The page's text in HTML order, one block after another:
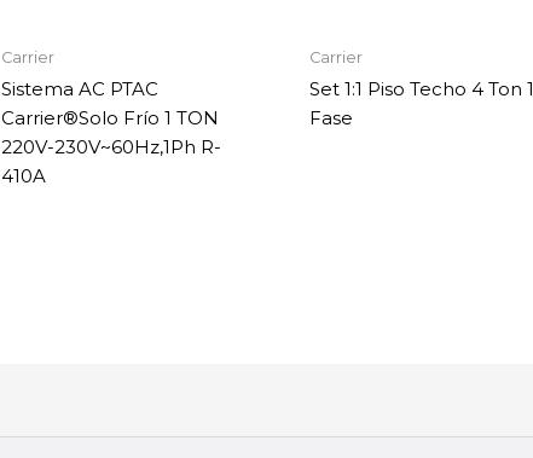
Carrier
Sistema AC PTAC
Carrier®Solo Frío 1 TON
220V-230V~60Hz,1Ph R-
410A
Carrier
Set 1:1 Piso Techo 4 Ton 1
Fase